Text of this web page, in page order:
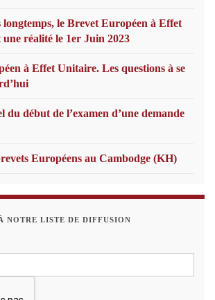
longtemps, le Brevet Européen à Effet
réalité le 1er Juin 2023
à Effet Unitaire. Les questions à se
du début de l’examen d’une demande
Européens au Cambodge (KH)
NOTRE LISTE DE DIFFUSION